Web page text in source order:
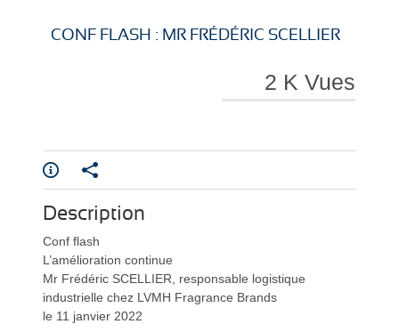
i
r
e
i
r
e
CONF FLASH : MR FRÉDÉRIC SCELLIER
2 K Vues
Description
Conf flash
L’amélioration continue
Mr Frédéric SCELLIER, responsable logistique
industrielle chez LVMH Fragrance Brands
le 11 janvier 2022